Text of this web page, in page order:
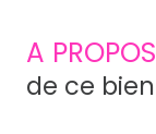
A PROPOS
de ce bien